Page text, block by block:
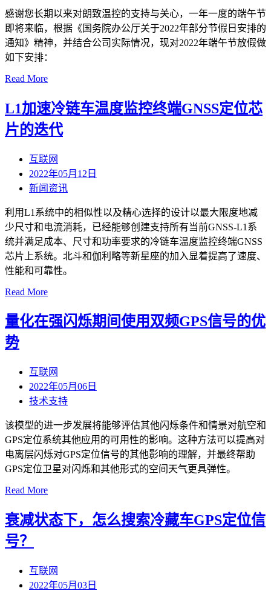
感谢您长期以来对朗致温控的支持与关心，一年一度的端午节
即将来临，根据《国务院办公厅关于2022年部分节假日安排的
通知》精神，并结合公司实际情况，现对2022年端午节放假做
如下安排：
Read More
L1加速冷链车温度监控终端GNSS定位芯
片的迭代
互联网
2022年05月12日
新闻资讯
利用L1系统中的相似性以及精心选择的设计以最大限度地减
少尺寸和电流消耗，已经能够创建支持所有当前GNSS-L1系
统并满足成本、尺寸和功率要求的冷链车温度监控终端GNSS
芯片上系统。北斗和伽利略等新星座的加入显着提高了速度、
性能和可靠性。
Read More
量化在强闪烁期间使用双频GPS信号的优
势
互联网
2022年05月06日
技术支持
该模型的进一步发展将能够评估其他闪烁条件和情景对航空和
GPS定位系统其他应用的可用性的影响。这种方法可以提高对
电离层闪烁对GPS定位信号的其他影响的理解，并最终帮助
GPS定位卫星对闪烁和其他形式的空间天气更具弹性。
Read More
衰减状态下，怎么搜索冷藏车GPS定位信
号？
互联网
2022年05月03日